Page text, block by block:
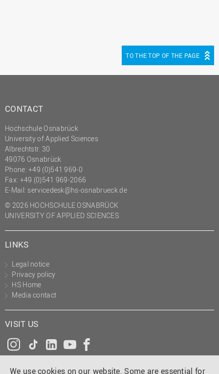
We use cookies on our website. Some are essential for
TO THE TOP OF THE PAGE
CONTACT
Hochschule Osnabrück
University of Applied Sciences
Albrechtstr. 30
49076 Osnabrück
Phone: +49 (0)541 969-0
Fax: +49 (0)541 969-2066
E-Mail: servicedesk@hs-osnabrueck.de
© 2026 HOCHSCHULE OSNABRÜCK
UNIVERSITY OF APPLIED SCIENCES
LINKS
Legal notice
Privacy policy
HS Home
Media contact
VISIT US
Instagram
Tiktok
LinkedInYouTube